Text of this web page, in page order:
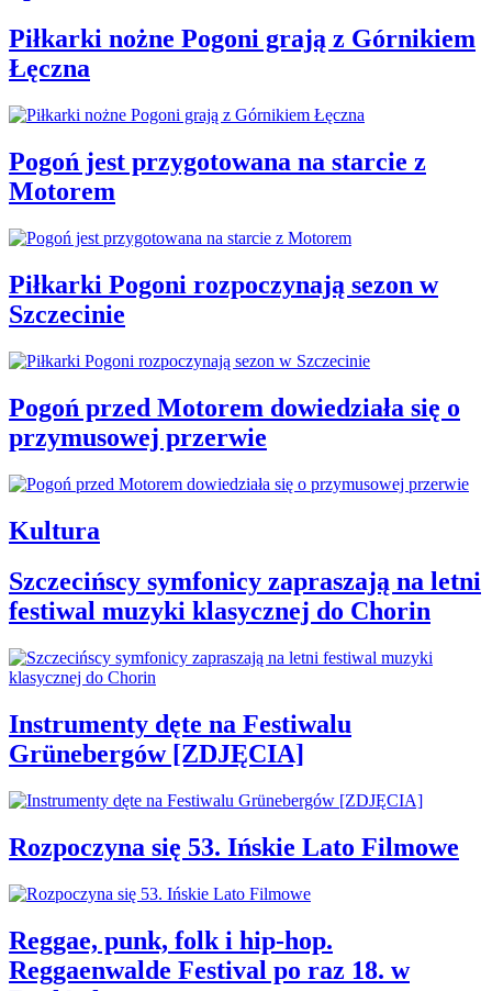
Piłkarki nożne Pogoni grają z Górnikiem
Łęczna
Pogoń jest przygotowana na starcie z
Motorem
Piłkarki Pogoni rozpoczynają sezon w
Szczecinie
Pogoń przed Motorem dowiedziała się o
przymusowej przerwie
Kultura
Szczecińscy symfonicy zapraszają na letni
festiwal muzyki klasycznej do Chorin
Instrumenty dęte na Festiwalu
Grünebergów [ZDJĘCIA]
Rozpoczyna się 53. Ińskie Lato Filmowe
Reggae, punk, folk i hip-hop.
Reggaenwalde Festival po raz 18. w